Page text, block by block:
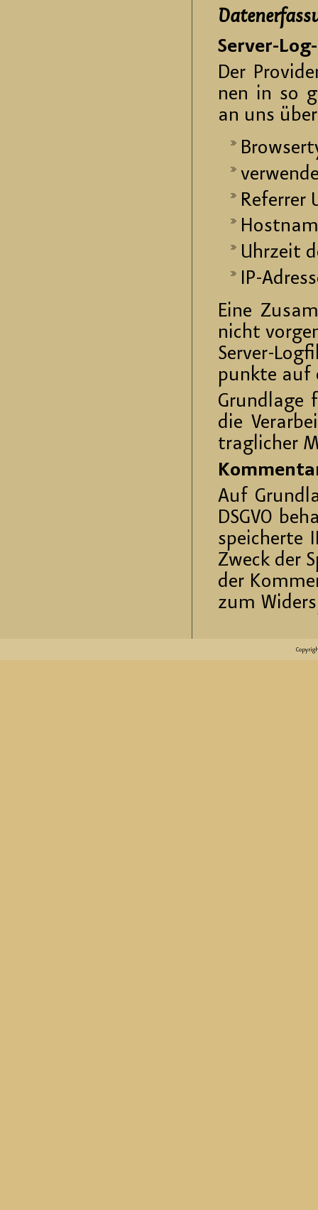
Ser­ver-
Der
nen in so
an uns
Re­fer­rer
Uhr­zeit
IP-
Eine
nicht
Ser­ver-
punk­te auf
Grund­la­ge
die
trag­li­cher
Auf
DSGVO
spei­cher­te
Zweck der
der
zum